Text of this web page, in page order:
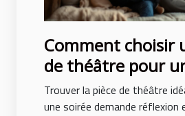
Comment choisir
de théâtre pour
réussie ?
Trouver la pièce de théâtre
une soirée demande réflexion